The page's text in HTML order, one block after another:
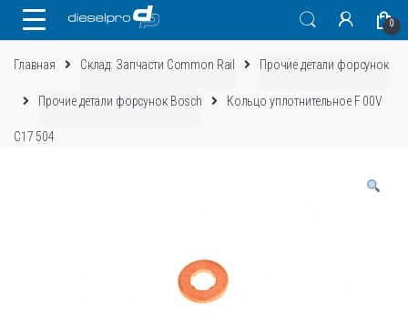
0
Главная Склад: Запчасти Common Rail Прочие детали форсунок
Прочие детали форсунок Bosch Кольцо уплотнительное F 00V
C17 504